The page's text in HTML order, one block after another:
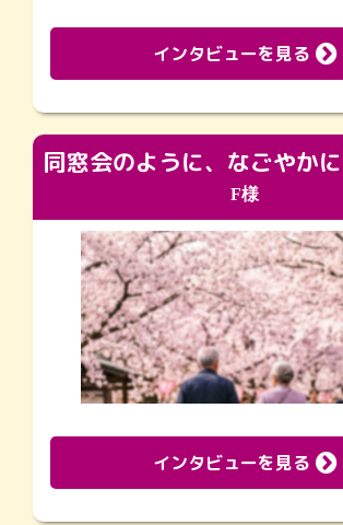
インタビューを見る
F様
インタビューを見る